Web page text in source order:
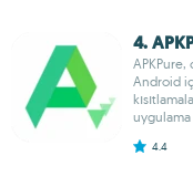
4.
Android
4.4